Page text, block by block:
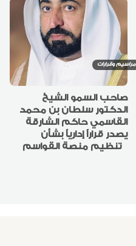
مراسيم وقرارات
صاحب السمو الشيخ
الدكتور سلطان بن محمد
القاسمي حاكم الشارقة
يصدر قراراً إدارياً بشأن
تنظيم منصة القواسم